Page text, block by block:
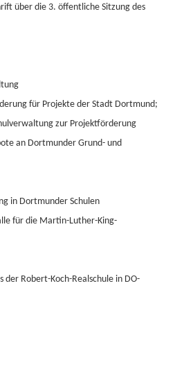
über die 3. öffentliche Sitzung des
für Projekte der Stadt Dortmund;
zur Projektförderung
an Dortmunder Grund- und
in Dortmunder Schulen
für die Martin-Luther-King-
der Robert-Koch-Realschule in DO-